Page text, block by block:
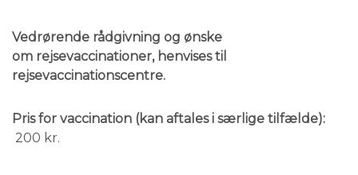
Vedrørende rådgivning og ønske
om rejsevaccinationer, henvises til
rejsevaccinationscentre.
Pris for vaccination (kan aftales i særlige tilfælde):
200 kr.